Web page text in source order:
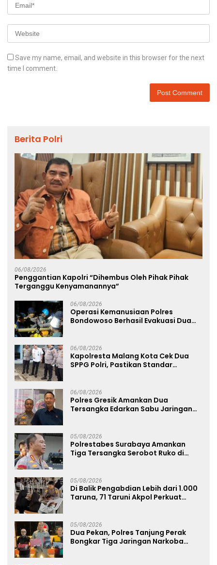
Save my name, email, and website in this browser for the next
time I comment.
Berita Polri
06/08/2026
Penggantian Kapolri “Dihembus Oleh Pihak Pihak
Terganggu Kenyamanannya”
06/08/2026
Operasi Kemanusiaan Polres
Bondowoso Berhasil Evakuasi Dua
06/08/2026
Kapolresta Malang Kota Cek Dua
SPPG Polri, Pastikan Standar
06/08/2026
Polres Gresik Amankan Dua
Tersangka Edarkan Sabu Jaringan
05/08/2026
Polrestabes Surabaya Amankan
Tiga Tersangka Serobot Ruko di
05/08/2026
Di Balik Pengabdian Lebih dari 1.000
Taruna, 71 Taruni Akpol Perkuat
05/08/2026
Dua Pekan, Polres Tanjung Perak
Bongkar Tiga Jaringan Narkoba